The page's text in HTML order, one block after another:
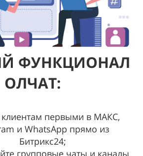
ФУНКЦИОНАЛ
ОЛЧАТ:
первыми в МАКС,
и WhatsApp прямо из
Битрикс24;
групповые чаты и каналы